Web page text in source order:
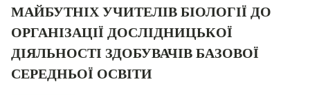
МАЙБУТНІХ УЧИТЕЛІВ БІОЛОГІЇ ДО
ОРГАНІЗАЦІЇ ДОСЛІДНИЦЬКОЇ
ДІЯЛЬНОСТІ ЗДОБУВАЧІВ БАЗОВОЇ
СЕРЕДНЬОЇ ОСВІТИ